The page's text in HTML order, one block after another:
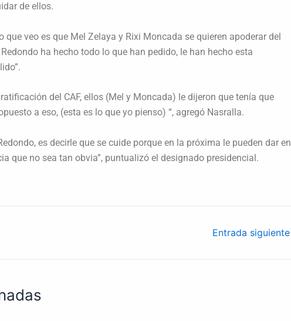
de ellos.
que veo es que Mel Zelaya y Rixi Moncada se quieren apoderar del
ha hecho todo lo que han pedido, le han hecho esta
del CAF, ellos (Mel y Moncada) le dijeron que tenía que
a eso, (esta es lo que yo pienso) “, agregó Nasralla.
es decirle que se cuide porque en la próxima le pueden dar en
que no sea tan obvia”, puntualizó el designado presidencial.
Entrada siguiente